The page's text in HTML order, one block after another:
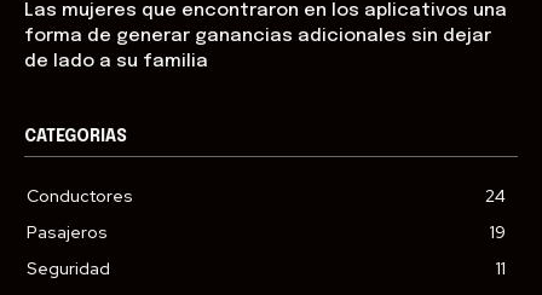
Las mujeres que encontraron en los aplicativos una
forma de generar ganancias adicionales sin dejar
de lado a su familia
CATEGORIAS
Conductores
24
Pasajeros
19
Seguridad
11